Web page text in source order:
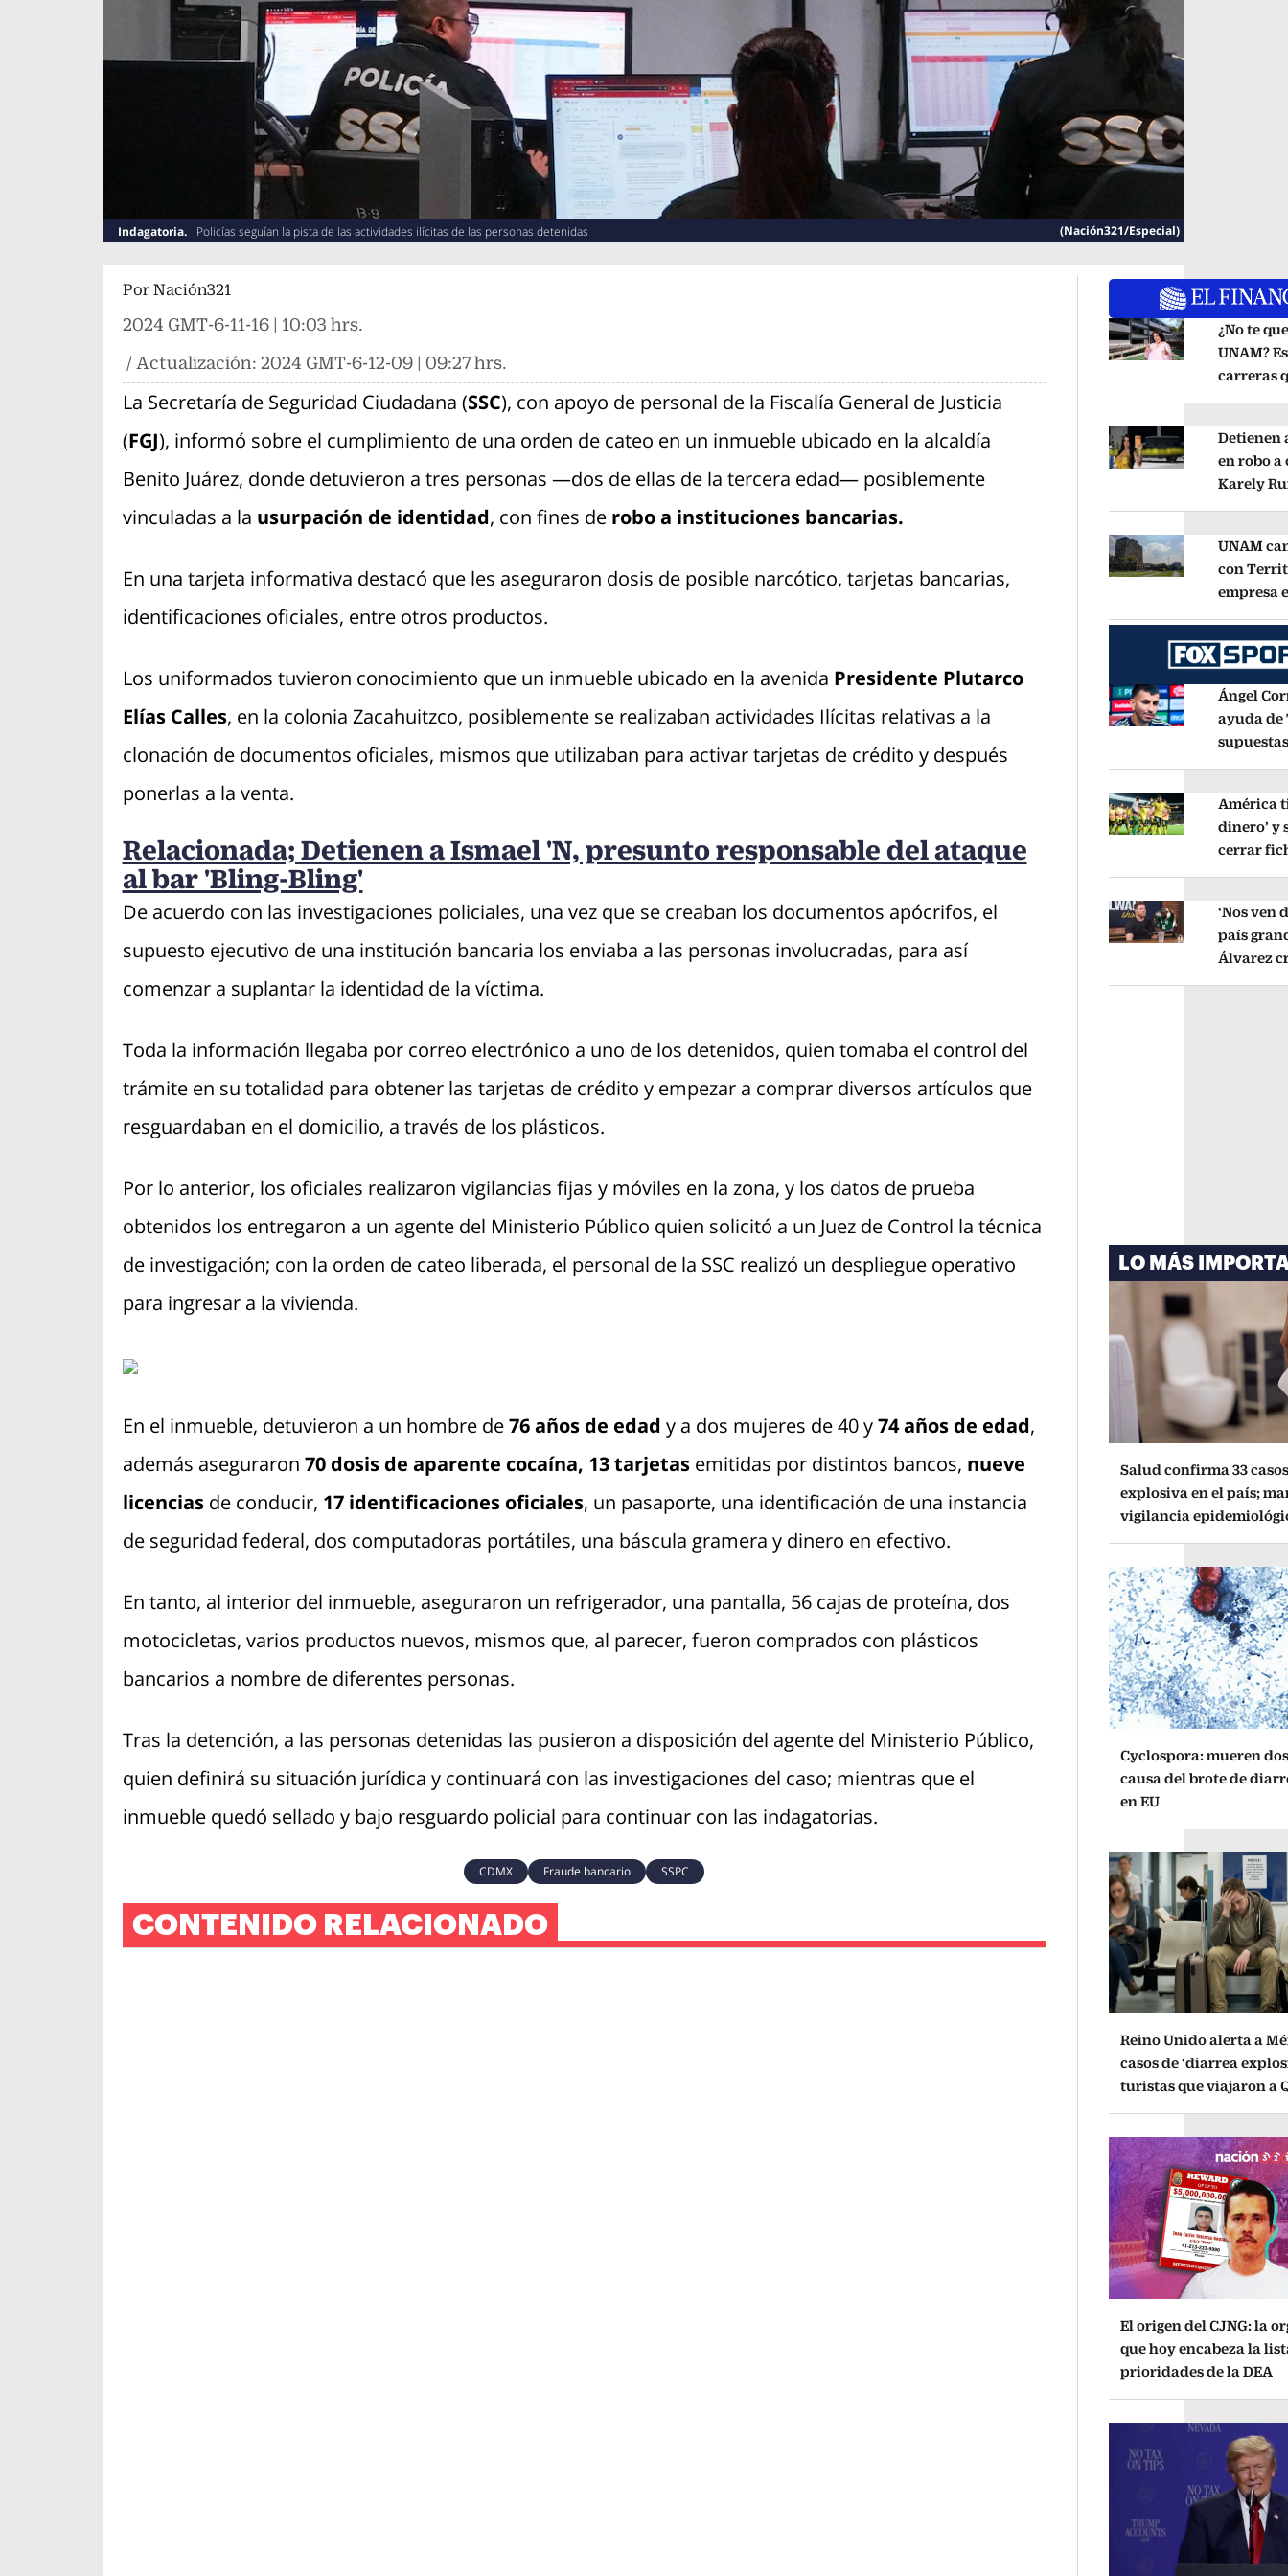
Indagatoria. Policías seguían la pista de las actividades ilícitas de las personas detenidas (Nación321/Especial)
Por Nación321
2024 GMT-6-11-16 | 10:03 hrs.
/ Actualización: 2024 GMT-6-12-09 | 09:27 hrs.
La Secretaría de Seguridad Ciudadana (SSC), con apoyo de personal de la Fiscalía General de Justicia
(FGJ), informó sobre el cumplimiento de una orden de cateo en un inmueble ubicado en la alcaldía
Benito Juárez, donde detuvieron a tres personas —dos de ellas de la tercera edad— posiblemente
vinculadas a la usurpación de identidad, con fines de robo a instituciones bancarias.
En una tarjeta informativa destacó que les aseguraron dosis de posible narcótico, tarjetas bancarias,
identificaciones oficiales, entre otros productos.
Los uniformados tuvieron conocimiento que un inmueble ubicado en la avenida Presidente Plutarco
Elías Calles, en la colonia Zacahuitzco, posiblemente se realizaban actividades Ilícitas relativas a la
clonación de documentos oficiales, mismos que utilizaban para activar tarjetas de crédito y después
ponerlas a la venta.
Relacionada; Detienen a Ismael 'N, presunto responsable del ataque
al bar 'Bling-Bling'
De acuerdo con las investigaciones policiales, una vez que se creaban los documentos apócrifos, el
supuesto ejecutivo de una institución bancaria los enviaba a las personas involucradas, para así
comenzar a suplantar la identidad de la víctima.
Toda la información llegaba por correo electrónico a uno de los detenidos, quien tomaba el control del
trámite en su totalidad para obtener las tarjetas de crédito y empezar a comprar diversos artículos que
resguardaban en el domicilio, a través de los plásticos.
Por lo anterior, los oficiales realizaron vigilancias fijas y móviles en la zona, y los datos de prueba
obtenidos los entregaron a un agente del Ministerio Público quien solicitó a un Juez de Control la técnica
de investigación; con la orden de cateo liberada, el personal de la SSC realizó un despliegue operativo
para ingresar a la vivienda.
En el inmueble, detuvieron a un hombre de76 años de edad y a dos mujeres de 40 y74 años de edad,
además aseguraron 70 dosis de aparente cocaína, 13 tarjetasemitidas por distintos bancos, nueve
licencias de conducir, 17 identificaciones oficiales, un pasaporte, una identificación de una instancia
de seguridad federal, dos computadoras portátiles, una báscula gramera y dinero en efectivo.
En tanto, al interior del inmueble, aseguraron un refrigerador, una pantalla, 56 cajas de proteína, dos
motocicletas, varios productos nuevos, mismos que, al parecer, fueron comprados con plásticos
bancarios a nombre de diferentes personas.
Tras la detención, a las personas detenidas las pusieron a disposición del agente del Ministerio Público,
quien definirá su situación jurídica y continuará con las investigaciones del caso; mientras que el
inmueble quedó sellado y bajo resguardo policial para continuar con las indagatorias.
CDMX Fraude bancario SSPC
CONTENIDO RELACIONADO
Opens in new window
¿No te
UNAM?
carreras
Opens in new window
Detienen
en robo a
Karely
Opens in new window
UNAM
con
empresa
virtual
Opens in new window
Ángel
ayuda de
Opens in new window
América
dinero’ y
cerrar
Opens in new window
‘Nos ven
país
Álvarez
LO MÁS
Salud confirma 33
explosiva en el país;
vigilancia
Cyclospora: mueren
causa del brote de
en EU
Reino Unido alerta a
casos de ‘diarrea
turistas que viajaron a
El origen del CJNG: la
que hoy encabeza la
prioridades de la DEA